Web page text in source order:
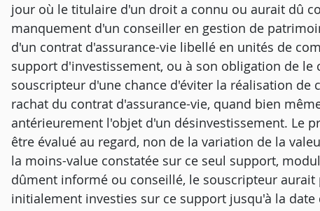
jour où le titulaire d'un droit a connu ou aurait dû
manquement d'un conseiller en gestion de
d'un contrat d'assurance-vie libellé en unités de
support d'investissement, ou à son obligation de
souscripteur d'une chance d'éviter la réalisation de
rachat du contrat d'assurance-vie, quand bien
antérieurement l'objet d'un désinvestissement. Le
être évalué au regard, non de la variation de la
la moins-value constatée sur ce seul support,
dûment informé ou conseillé, le souscripteur
initialement investies sur ce support jusqu'à la